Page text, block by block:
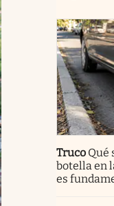
Truco Qué
botella en
es